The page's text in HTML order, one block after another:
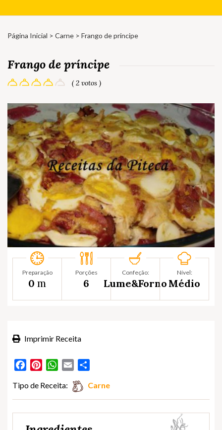
Página Inicial > Carne > Frango de príncipe
Frango de príncipe
( 2 votos )
Preparação
0 m
Porções
6
Confeção:
Lume&Forno
Nível:
Médio
Imprimir Receita
FacebookPinterestWhatsApp
Email
Tipo de Receita: Carne